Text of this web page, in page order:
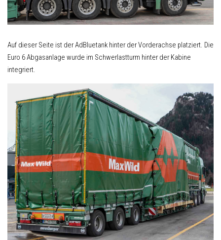
Auf dieser Seite ist der AdBluetank hinter der Vorderachse platziert. Die
Euro 6 Abgasanlage wurde im Schwerlastturm hinter der Kabine
integriert.